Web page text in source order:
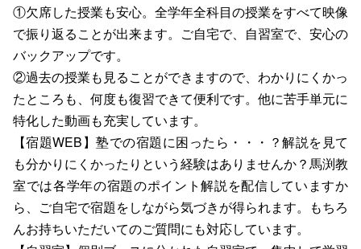
①欠席した授業も安心。全学年全科目の授業をすべて映像
で振り返ることが出来ます。ご自宅で、自習室で、安心の
バックアップです。
②過去の授業も見ることができますので、わかりにくかっ
たところも、何度も復習できて便利です。他に苦手単元に
特化した動画も充実しています。
【宿題WEB】塾での宿題に困ったら・・・？解説を見て
も分かりにくかったりという経験はありませんか？馬渕教
室では各学年の宿題のポイント解説を配信していますか
ら、ご自宅で宿題をしながら気づきが得られます。もちろ
んお持ちいただいてのご質問にも対応しています。